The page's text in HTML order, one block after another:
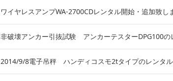
ワイヤレスアンプWA-2700CDレンタル開始・追加致し
非破壊アンカー引抜試験 アンカーテスターDPG100の
2014/9/8電子吊秤 ハンディコスモ2tタイプのレンタル